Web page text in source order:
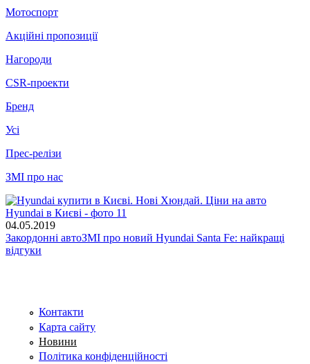
Мотоспорт
Акційні пропозиції
Нагороди
CSR-проекти
Бренд
Усі
Прес-релізи
ЗМІ про нас
04.05.2019
Закордонні автоЗМІ про новий Hyundai Santa Fe: найкращі
відгуки
Контакти
Карта сайту
Новини
Політика конфіденційності